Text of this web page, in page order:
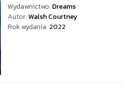
Wydawnictwo: Dreams
Autor:Walsh Courtney
Rok wydania: 2022